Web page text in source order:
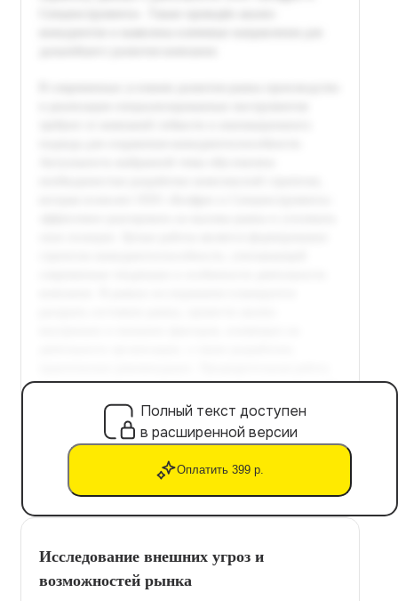
Полный текст доступен
в расширенной версии
Оплатить 399 р.
Исследование внешних угроз и
возможностей рынка